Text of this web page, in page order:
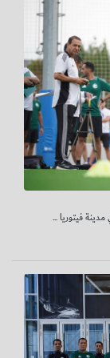
فيتوريا ...